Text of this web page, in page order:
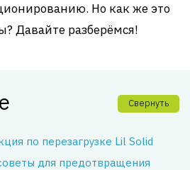
Но как же это
Давайте разберёмся!
Свернуть
по перезагрузке Lil Solid
для предотвращения